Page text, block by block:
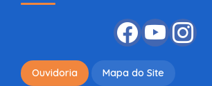
Ouvidoria Mapa do Site